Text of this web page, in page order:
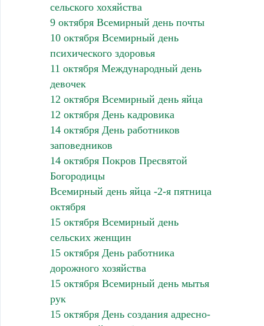
сельского хохяйства
9 октября Всемирный день почты
10 октября Всемирный день
психического здоровья
11 октября Международный день
девочек
12 октября Всемирный день яйца
12 октября День кадровика
14 октября День работников
заповедников
14 октября Покров Пресвятой
Богородицы
Всемирный день яйца -2-я пятница
октября
15 октября Всемирный день
сельских женщин
15 октября День работника
дорожного хозяйства
15 октября Всемирный день мытья
рук
15 октября День создания адресно-